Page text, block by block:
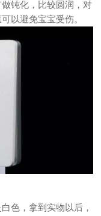
钝化，比较圆润，对
以避免宝宝受伤。
色，拿到实物以后，